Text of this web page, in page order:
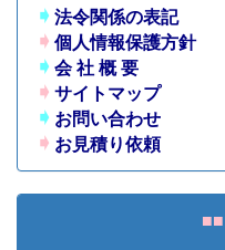
➧法令関係の表記
➧個人情報保護方針
➧会 社 概 要
➧サイトマップ
➧ お問い合わせ
➧ お見積り依頼
■■